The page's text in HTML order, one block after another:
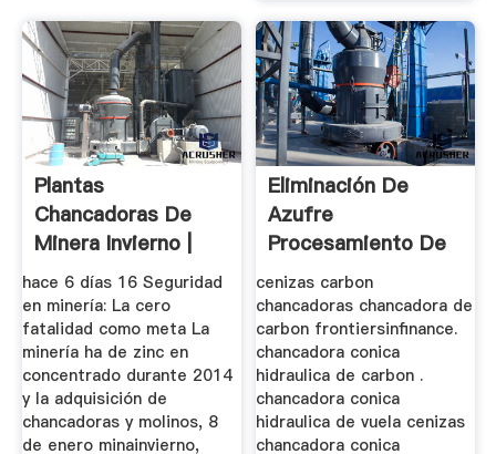
Plantas
Chancadoras De
Minera Invierno |
Zenith Maquinaria
hace 6 días 16 Seguridad
en minería: La cero
fatalidad como meta La
minería ha de zinc en
concentrado durante 2014
y la adquisición de
chancadoras y molinos, 8
de enero minainvierno,
Eliminación De
Azufre
Procesamiento De
Carbón De Cenizas
cenizas carbon
chancadoras chancadora de
carbon frontiersinfinance.
chancadora conica
hidraulica de carbon .
chancadora conica
hidraulica de vuela cenizas
chancadora conica